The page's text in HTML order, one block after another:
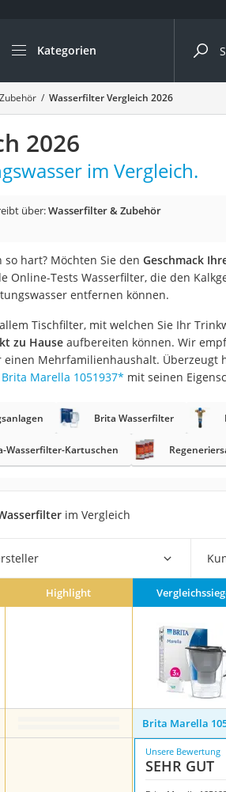
Kategorien
Die beliebtesten Vergleiche nach
Wischroboter
Staubsauger
Waschmaschine
Wisch-Roboter
Maschine
Messerschärfer
Wasserfilter Vergleich 2026
2026
im Vergleich.
über:Wasserfilter & Zubehör
hart? Möchten Sie den Geschmack
Online-Tests Wasserfilter, die den
entfernen können.
Tischfilter, mit welchen Sie Ihr
zu Hauseaufbereiten können. Wir
Mehrfamilienhaushalt. Überzeugt
Brita Marella 1051937* mit seinen
Brita Wasserfilter
Wasserfilter-Kartuschen
im Vergleich
Highlight
Brita Marella
Unsere Bewertung
SEHR GUT